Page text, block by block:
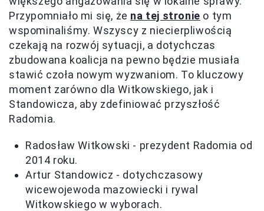
Przypomniało mi się, że na tej stronie o tym
wspominaliśmy. Wszyscy z niecierpliwością
czekają na rozwój sytuacji, a dotychczas
zbudowana koalicja na pewno będzie musiała
stawić czoła nowym wyzwaniom. To kluczowy
moment zarówno dla Witkowskiego, jak i
Standowicza, aby zdefiniować przyszłość
Radomia.
Radosław Witkowski - prezydent Radomia od
2014 roku.
Artur Standowicz - dotychczasowy
wicewojewoda mazowiecki i rywal
Witkowskiego w wyborach.